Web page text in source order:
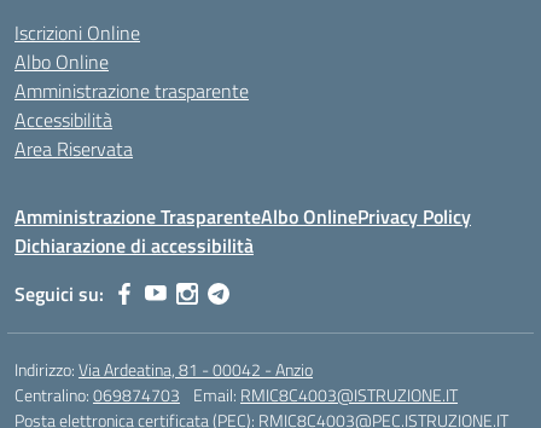
Iscrizioni Online
Albo Online
Amministrazione trasparente
Accessibilità
Area Riservata
Amministrazione TrasparenteAlbo OnlinePrivacy Policy
Dichiarazione di accessibilità
Seguici su:
Indirizzo:Via Ardeatina, 81 - 00042 - Anzio
Centralino:069874703 Email: RMIC8C4003@ISTRUZIONE.IT
Posta elettronica certificata (PEC): RMIC8C4003@PEC.ISTRUZIONE.IT